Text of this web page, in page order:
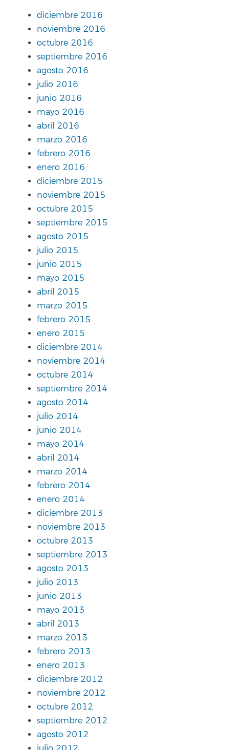
diciembre 2016
noviembre 2016
octubre 2016
septiembre 2016
agosto 2016
julio 2016
junio 2016
mayo 2016
abril 2016
marzo 2016
febrero 2016
enero 2016
diciembre 2015
noviembre 2015
octubre 2015
septiembre 2015
agosto 2015
julio 2015
junio 2015
mayo 2015
abril 2015
marzo 2015
febrero 2015
enero 2015
diciembre 2014
noviembre 2014
octubre 2014
septiembre 2014
agosto 2014
julio 2014
junio 2014
mayo 2014
abril 2014
marzo 2014
febrero 2014
enero 2014
diciembre 2013
noviembre 2013
octubre 2013
septiembre 2013
agosto 2013
julio 2013
junio 2013
mayo 2013
abril 2013
marzo 2013
febrero 2013
enero 2013
diciembre 2012
noviembre 2012
octubre 2012
septiembre 2012
agosto 2012